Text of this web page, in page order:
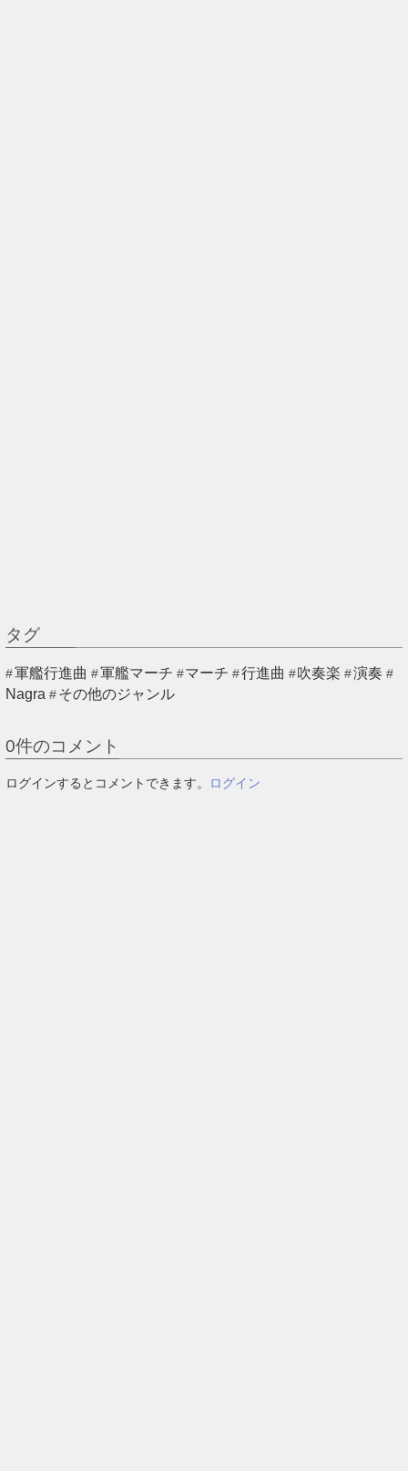
タグ
軍艦行進曲 軍艦マーチ マーチ 行進曲 吹奏楽
演奏
Nagra
その他のジャンル
0件のコメント
ログインするとコメントできます。 ログイン